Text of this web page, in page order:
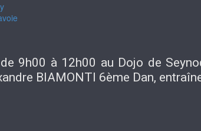
9h00 à 12h00 au Dojo de
BIAMONTI 6ème Dan,